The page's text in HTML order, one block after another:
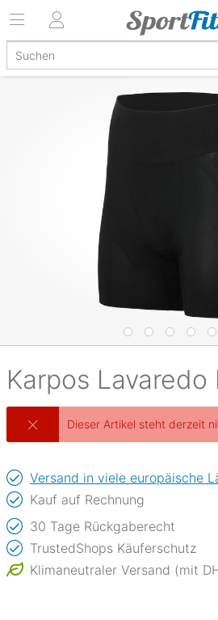
Karpos Lavaredo
Dieser Artikel steht derzeit
Versand in viele europäische
Kauf auf Rechnung
30 Tage Rückgaberecht
TrustedShops Käuferschutz
Klimaneutraler Versand (mit